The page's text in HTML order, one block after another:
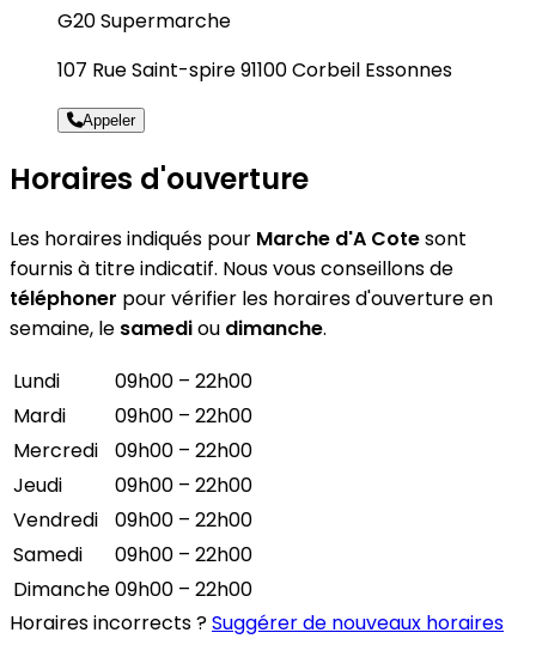
G20 Supermarche
107 Rue Saint-spire 91100 Corbeil Essonnes
Appeler
Horaires d'ouverture
Les horaires indiqués pour Marche d'A Cotesont
fournis à titre indicatif. Nous vous conseillons de
téléphoner pour vérifier les horaires d'ouverture en
semaine, le samediou dimanche.
Lundi
09h00 – 22h00
Mardi
09h00 – 22h00
Mercredi
09h00 – 22h00
Jeudi
09h00 – 22h00
Vendredi
09h00 – 22h00
Samedi
09h00 – 22h00
Dimanche09h00 – 22h00
Horaires incorrects ?Suggérer de nouveaux horaires